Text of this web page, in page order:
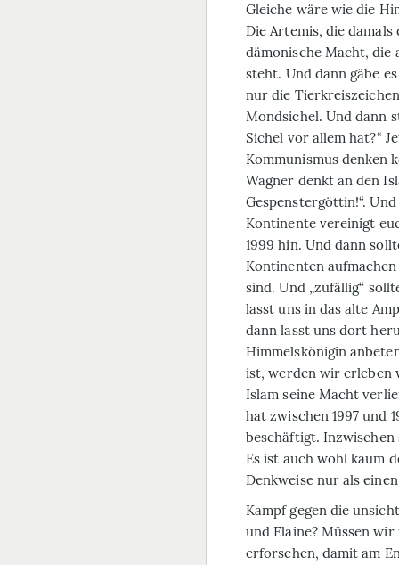
Gleiche wäre wie die
Die Artemis, die
dämonische Macht, die
steht. Und dann gäbe
nur die
Mondsichel. Und dann
Sichel vor allem hat?“
Kommunismus denken
Wagner denkt an den
Gespenstergöttin!“.
Kontinente vereinigt
1999 hin. Und dann
Kontinenten
sind. Und „zufällig“
lasst uns in das alte
dann lasst uns dort
Himmelskönigin
ist, werden wir erleben
Islam seine Macht
hat zwischen 1997 und
beschäftigt. Inzwischen
Es ist auch wohl kaum
Denkweise nur als
Kampf gegen die
und Elaine? Müssen
erforschen, damit am